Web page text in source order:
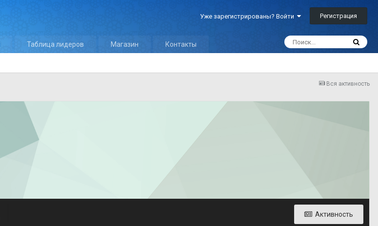
Уже зарегистрированы? Войти Регистрация
Таблица лидеров Магазин Контакты
Вся активность
Активность